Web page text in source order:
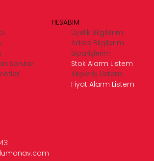
Sorular
HESABIM
Üyelik Bilgilerim
Adres Bilgilerim
Siparişlerim
Stok Alarm Listem
Alışveriş Listem
Fiyat Alarm Listem